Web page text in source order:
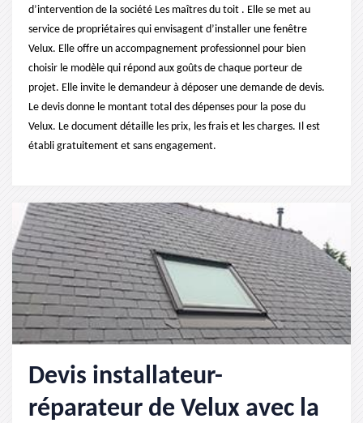
d’intervention de la société Les maîtres du toit . Elle se met au
service de propriétaires qui envisagent d’installer une fenêtre
Velux. Elle offre un accompagnement professionnel pour bien
choisir le modèle qui répond aux goûts de chaque porteur de
projet. Elle invite le demandeur à déposer une demande de devis.
Le devis donne le montant total des dépenses pour la pose du
Velux. Le document détaille les prix, les frais et les charges. Il est
établi gratuitement et sans engagement.
Devis installateur-
réparateur de Velux avec la